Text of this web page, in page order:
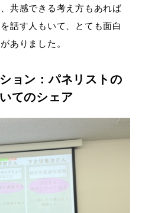
共感できる考え方もあれば
話す人もいて、とても面白
ありました。
ョン：パネリストの
てのシェア